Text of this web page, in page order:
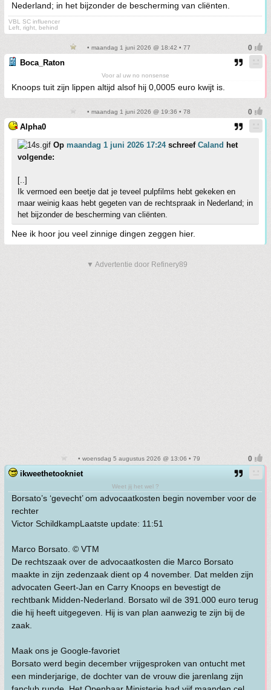
Nederland; in het bijzonder de bescherming van cliënten.
VBL SC influencer
Left, right, behind
• maandag 1 juni 2026 @ 18:42 • 77
Boca_Raton
Voor al uw no nonsense
Knoops tuit zijn lippen altijd alsof hij 0,0005 euro kwijt is.
• maandag 1 juni 2026 @ 19:36 • 78
Alpha0
Op maandag 1 juni 2026 17:24schreef Caland het
volgende:
[..]
Ik vermoed een beetje dat je teveel pulpfilms hebt gekeken en
maar weinig kaas hebt gegeten van de rechtspraak in Nederland; in
het bijzonder de bescherming van cliënten.
Nee ik hoor jou veel zinnige dingen zeggen hier.
▼ Advertentie door Refinery89
• woensdag 5 augustus 2026 @ 13:06 • 79
ikweethetookniet
Weet jij het wel ?
Borsato’s ‘gevecht’ om advocaatkosten begin november voor de
rechter
Victor SchildkampLaatste update: 11:51
Marco Borsato. © VTM
De rechtszaak over de advocaatkosten die Marco Borsato
maakte in zijn zedenzaak dient op 4 november. Dat melden zijn
advocaten Geert-Jan en Carry Knoops en bevestigt de
rechtbank Midden-Nederland. Borsato wil de 391.000 euro terug
die hij heeft uitgegeven. Hij is van plan aanwezig te zijn bij de
zaak.
Maak ons je Google-favoriet
Borsato werd begin december vrijgesproken van ontucht met
een minderjarige, de dochter van de vrouw die jarenlang zijn